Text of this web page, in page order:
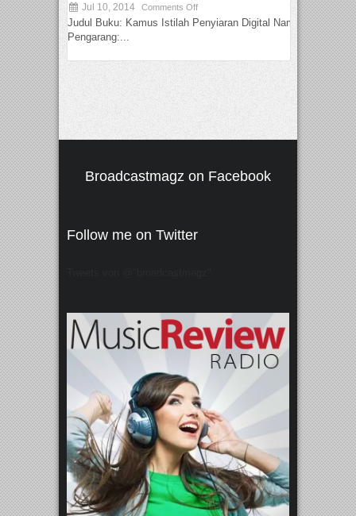
Jul 10, 2014 Comments Off
Judul Buku: Kamus Istilah Penyiaran Digital Nama
Pengarang:...
Broadcastmagz on Facebook
Follow me on Twitter